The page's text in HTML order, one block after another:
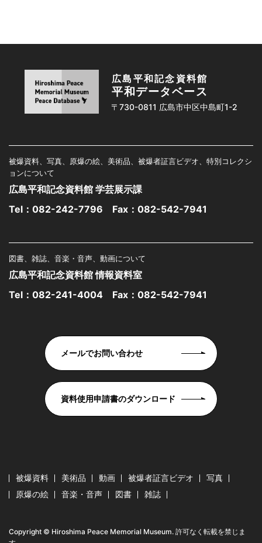
広島平和記念資料館
平和データベース
〒730-0811 広島市中区中島町1-2
被爆資料、写真、原爆の絵、美術品、被爆者証言ビデオ、特別コレクシ
ョンについて
広島平和記念資料館 学芸展示課
Tel： 082-242-7796 Fax：082-542-7941
図書、雑誌、音楽・音声、動画について
広島平和記念資料館 情報資料室
Tel： 082-241-4004 Fax：082-542-7941
メールでお問い合わせ
資料使用申請書のダウンロード
被爆資料 美術品 動画 被爆者証言ビデオ
写真
原爆の絵
音楽・音声 図書 雑誌
Copyright © Hiroshima Peace Memorial Museum. 許可なく転載を禁じま